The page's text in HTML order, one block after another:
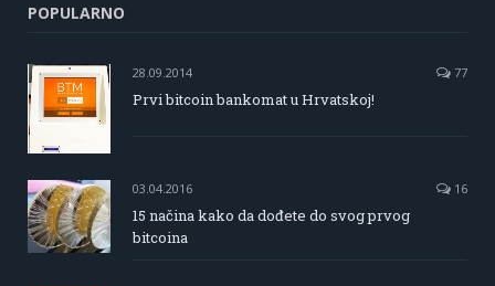
POPULARNO
28.09.2014 77
Prvi bitcoin bankomat u Hrvatskoj!
03.04.2016 16
15 načina kako da dođete do svog prvog
bitcoina